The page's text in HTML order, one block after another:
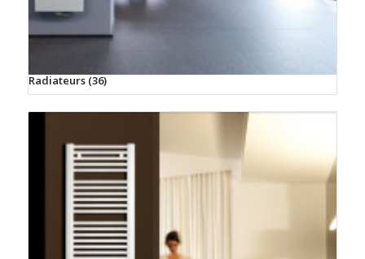
Radiateurs (36)